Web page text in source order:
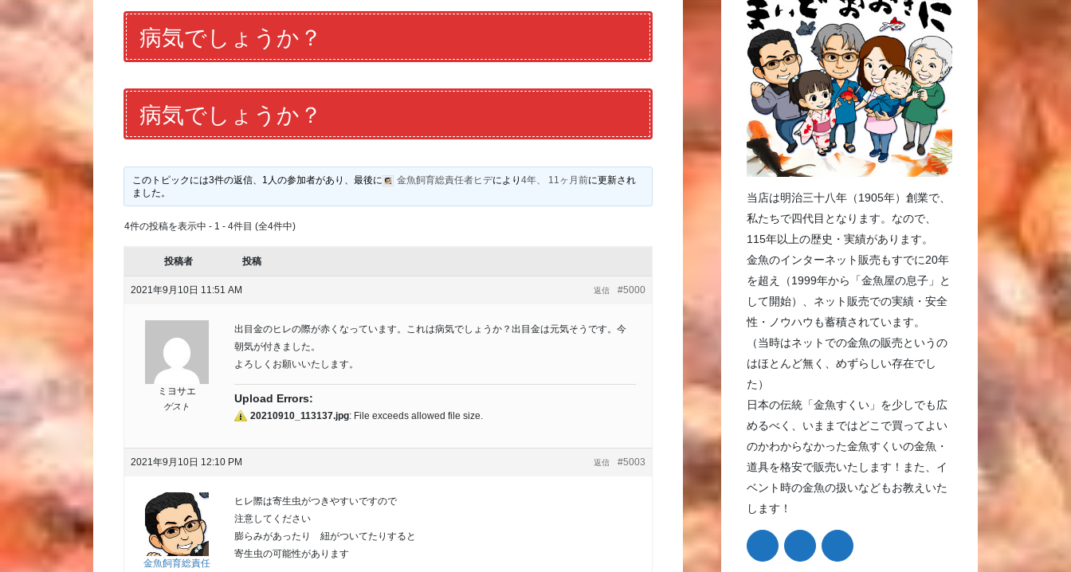
病気でしょうか？
病気でしょうか？
このトピックには3件の返信、1人の参加者があり、最後に 金魚飼育総責任者ヒデにより 4年、 11ヶ月前に更新され
ました。
4件の投稿を表示中 - 1 - 4件目 (全4件中)
投稿者 投稿
2021年9月10日 11:51 AM #5000
返信
ミヨサエ
ゲスト
出目金のヒレの際が赤くなっています。これは病気でしょうか？出目金は元気そうです。今
朝気が付きました。
よろしくお願いいたします。
Upload Errors:
20210910_113137.jpg: File exceeds allowed file size.
2021年9月10日 12:10 PM #5003
返信
金魚飼育総責任
ヒレ際は寄生虫がつきやすいですので
注意してください
膨らみがあったり 紐がついてたりすると
寄生虫の可能性があります
当店は明治三十八年（1905年）創業で、
私たちで四代目となります。なので、
115年以上の歴史・実績があります。
金魚のインターネット販売もすでに20年
を超え（1999年から「金魚屋の息子」と
して開始）、ネット販売での実績・安全
性・ノウハウも蓄積されています。
（当時はネットでの金魚の販売というの
はほとんど無く、めずらしい存在でし
た）
日本の伝統「金魚すくい」を少しでも広
めるべく、いままではどこで買ってよい
のかわからなかった金魚すくいの金魚・
道具を格安で販売いたします！また、イ
ベント時の金魚の扱いなどもお教えいた
します！